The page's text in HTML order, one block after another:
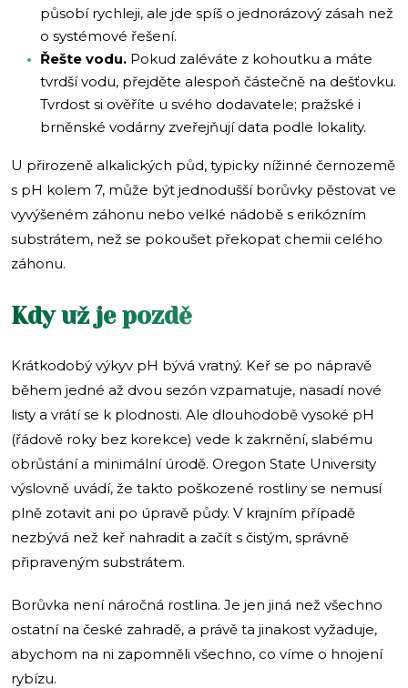
působí rychleji, ale jde spíš o jednorázový zásah než
o systémové řešení.
Řešte vodu. Pokud zaléváte z kohoutku a máte
tvrdší vodu, přejděte alespoň částečně na dešťovku.
Tvrdost si ověříte u svého dodavatele; pražské i
brněnské vodárny zveřejňují data podle lokality.
U přirozeně alkalických půd, typicky nížinné černozemě
s pH kolem 7, může být jednodušší borůvky pěstovat ve
vyvýšeném záhonu nebo velké nádobě s erikózním
substrátem, než se pokoušet překopat chemii celého
záhonu.
Kdy už je pozdě
Krátkodobý výkyv pH bývá vratný. Keř se po nápravě
během jedné až dvou sezón vzpamatuje, nasadí nové
listy a vrátí se k plodnosti. Ale dlouhodobě vysoké pH
(řádově roky bez korekce) vede k zakrnění, slabému
obrůstání a minimální úrodě. Oregon State University
výslovně uvádí, že takto poškozené rostliny se nemusí
plně zotavit ani po úpravě půdy. V krajním případě
nezbývá než keř nahradit a začít s čistým, správně
připraveným substrátem.
Borůvka není náročná rostlina. Je jen jiná než všechno
ostatní na české zahradě, a právě ta jinakost vyžaduje,
abychom na ni zapomněli všechno, co víme o hnojení
rybízu.